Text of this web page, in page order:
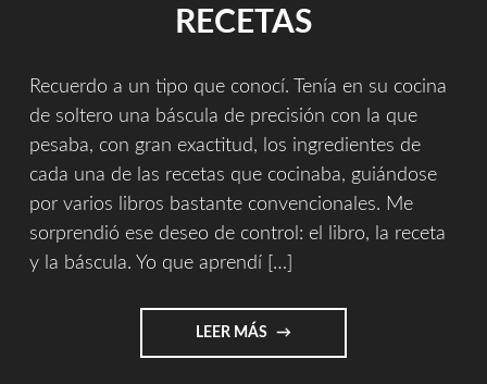
RECETAS
Recuerdo a un tipo que conocí. Tenía en su cocina
de soltero una báscula de precisión con la que
pesaba, con gran exactitud, los ingredientes de
cada una de las recetas que cocinaba, guiándose
por varios libros bastante convencionales. Me
sorprendió ese deseo de control: el libro, la receta
y la báscula. Yo que aprendí […]
LEER MÁS "RECETAS"